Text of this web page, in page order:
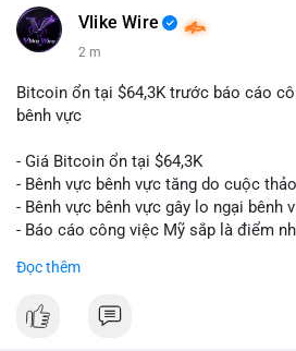
Vlike Wire
2 m
Bitcoin ổn tại $64,3K trước báo cáo
bênh vực
- Giá Bitcoin ổn tại $64,3K
- Bênh vực bênh vực tăng do cuộc
- Bênh vực bênh vực gây lo ngại bênh
- Báo cáo công việc Mỹ sắp là điểm
$btc#btc
#vlikevn #titanbot
Đọc thêm